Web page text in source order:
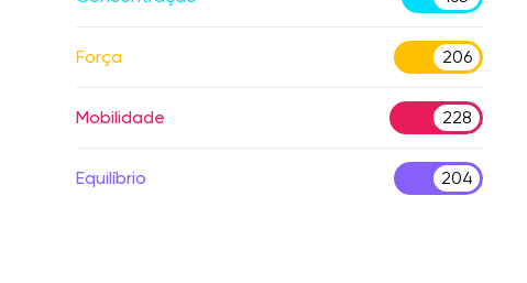
Força 206
Mobilidade 228
Equilíbrio 204